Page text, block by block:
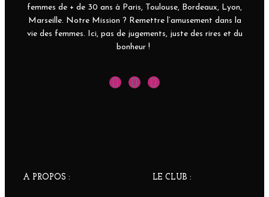
femmes de + de 30 ans à Paris, Toulouse, Bordeaux, Lyon,
Marseille. Notre Mission ? Remettre l’amusement dans la
vie des femmes. Ici, pas de jugements, juste des rires et du
bonheur !
A PROPOS : LE CLUB :